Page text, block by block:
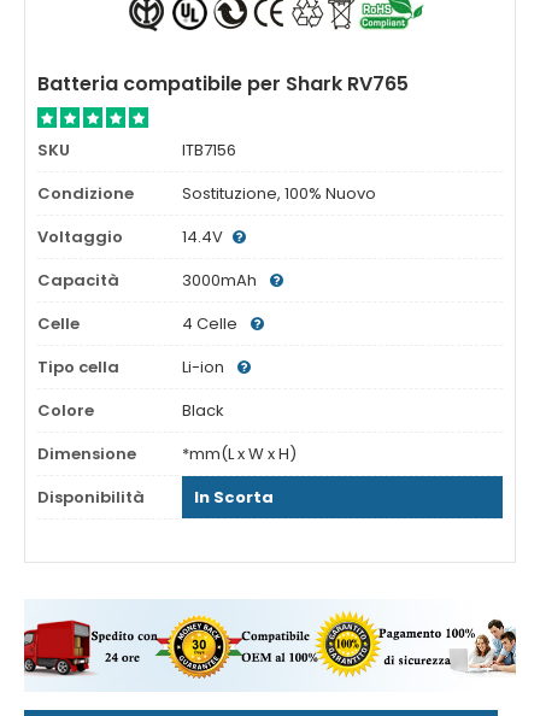
Batteria compatibile per Shark RV765
SKU
ITB7156
Condizione
Sostituzione, 100% Nuovo
Voltaggio
14.4V
Capacità
3000mAh
Celle
4 Celle
Tipo cella
Li-ion
Colore
Black
Dimensione
*mm(L x W x H)
Disponibilità
In Scorta